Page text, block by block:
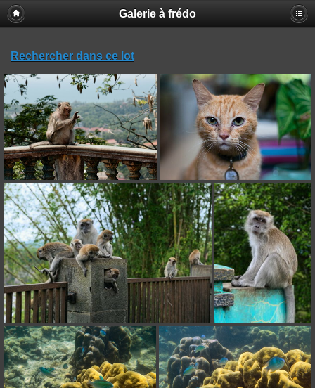
Galerie à frédo
Rechercher dans ce lot